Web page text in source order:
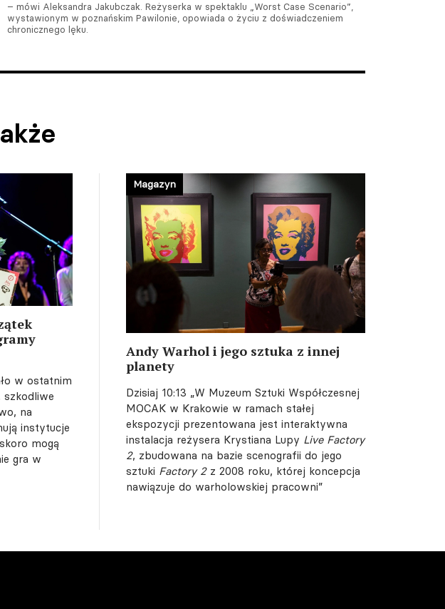
– mówi Aleksandra Jakubczak. Reżyserka w spektaklu „Worst Case Scenario”,
wystawionym w poznańskim Pawilonie, opowiada o życiu z doświadczeniem
chronicznego lęku.
w ostatnim
szkodliwe
na
instytucje
mogą
gra w
Andy Warhol i jego sztuka z innej
planety
Dzisiaj 10:13 „W Muzeum Sztuki Współczesnej
MOCAK w Krakowie w ramach stałej
ekspozycji prezentowana jest interaktywna
instalacja reżysera Krystiana Lupy Live Factory
2, zbudowana na bazie scenografii do jego
sztuki Factory 2z 2008 roku, której koncepcja
nawiązuje do warholowskiej pracowni”
Magazyn